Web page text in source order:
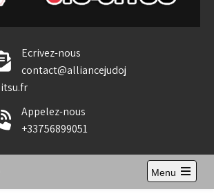
Judo Jiu-jitsu
Ecrivez-nous
contact@alliancejudoj
Appelez-nous
+33756899051
Menu
Open